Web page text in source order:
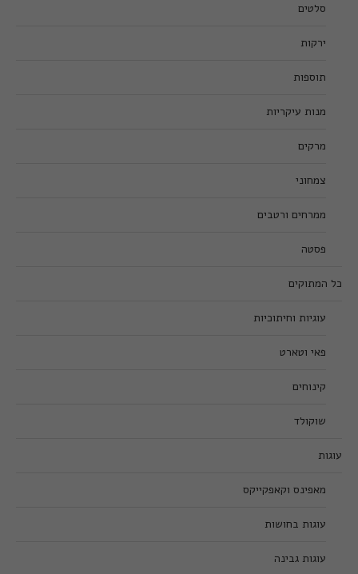
סלטים
ירקות
תוספות
מנות עיקריות
מרקים
צמחוני
ממרחים ורטבים
פסטה
כל המתוקים
עוגיות וחיתוכיות
פאי וטארט
קינוחים
שוקולד
עוגות
מאפינס וקאפקייקס
עוגות בחושות
עוגות גבינה